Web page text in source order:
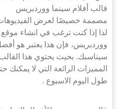
قالب أفلام سينما ووردبريس
مصممة خصيصًا لعرض الفيديوهات
لذا إذا كنت ترغب في انشاء موقع
ووردبريس، فإن هذا يعتبر هو
سيناسبك. بحيث يحتوي هذا
طول اليوم الاسبوع .